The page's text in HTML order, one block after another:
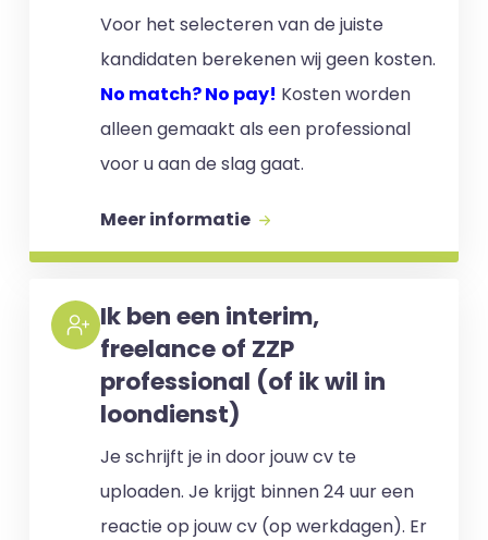
Voor het selecteren van de juiste
kandidaten berekenen wij geen kosten.
No match? No pay! Kosten worden
alleen gemaakt als een professional
voor u aan de slag gaat.
Meer informatie
Ik ben een interim,
freelance of ZZP
professional (of ik wil in
loondienst)
Je schrijft je in door jouw cv te
uploaden. Je krijgt binnen 24 uur een
reactie op jouw cv (op werkdagen). Er